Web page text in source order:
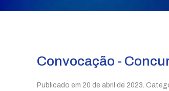
Convocação -
Publicado em 20 de abril de 2023 .